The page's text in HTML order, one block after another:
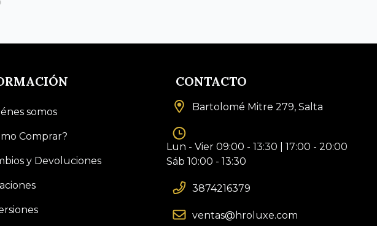
somos
Comprar?
y Devoluciones
CONTACTO
Bartolomé Mitre 279, Salta
Lun - Vier 09:00 - 13:30 | 17:00 - 20:00
Sáb 10:00 - 13:30
3874216379
ventas@hroluxe.com